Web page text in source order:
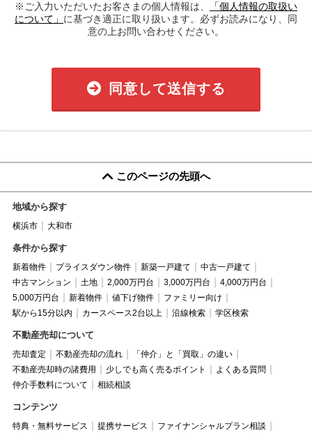
※ご入力いただいたお客さまの個人情報は、
「個人情報の取扱い
について」 に基づき適正に取り扱います。必ずお読みになり、同
意の上お問い合わせください。
同意して送信する
このページの先頭へ
地域から探す
横浜市 大和市
条件から探す
新着物件 プライスダウン物件 新築一戸建て
中古一戸建て
中古マンション
土地 2,000万円台 3,000万円台
4,000万円台
5,000万円台
新着物件 値下げ物件
ファミリー向け
駅から15分以内
カースペース2台以上 沿線検索 学区検索
不動産売却について
売却査定 不動産売却の流れ
「仲介」と「買取」の違い
不動産売却時の諸費用
少しでも高く売るポイント
よくある質問
仲介手数料について
相続相談
コンテンツ
特典・無料サービス 提携サービス
ファイナンシャルプラン相談